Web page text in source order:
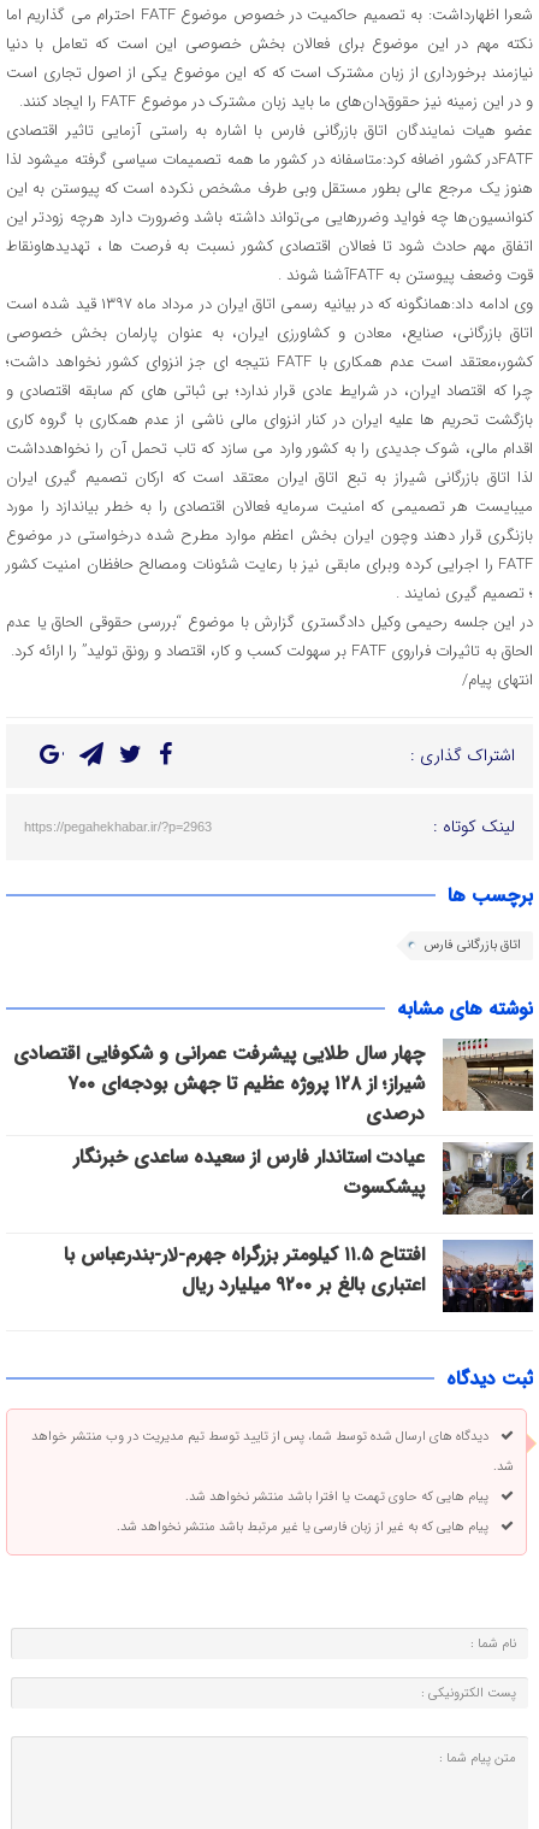
شعرا اظهارداشت: به تصمیم حاکمیت در خصوص موضوع FATF احترام می گذاریم اما
نکته مهم در این موضوع برای فعالان بخش خصوصی این است که تعامل با دنیا
نیازمند برخورداری از زبان مشترک است که که این موضوع یکی از اصول تجاری است
و در این زمینه نیز حقوق‌دان‌های ما باید زبان مشترک در موضوع FATF را ایجاد کنند.
عضو هیات نمایندگان اتاق بازرگانی فارس با اشاره به راستی آزمایی تاثیر اقتصادی
FATFدر کشور اضافه کرد:متاسفانه در کشور ما همه تصمیمات سیاسی گرفته میشود لذا
هنوز یک مرجع عالی بطور مستقل وبی طرف مشخص نکرده است که پیوستن به این
کنوانسیون‌ها چه فواید وضررهایی می‌تواند داشته باشد وضرورت دارد هرچه زودتر این
اتفاق مهم حادث شود تا فعالان اقتصادی کشور نسبت به فرصت ها ، تهدیدهاونقاط
قوت وضعف پیوستن به FATFآشنا شوند .
وی ادامه داد:همانگونه که در بیانیه رسمی اتاق ایران در مرداد ماه ۱۳۹۷ قید شده است
اتاق بازرگانی، صنایع، معادن و کشاورزی ایران، به عنوان پارلمان بخش خصوصی
کشور،معتقد است عدم همکاری با FATF نتیجه ای جز انزوای کشور نخواهد داشت؛
چرا که اقتصاد ایران، در شرایط عادی قرار ندارد؛ بی ثباتی های کم سابقه اقتصادی و
بازگشت تحریم ها علیه ایران در کنار انزوای مالی ناشی از عدم همکاری با گروه کاری
اقدام مالی، شوک جدیدی را به کشور وارد می سازد که تاب تحمل آن را نخواهدداشت
لذا اتاق بازرگانی شیراز به تبع اتاق ایران معتقد است که ارکان تصمیم گیری ایران
میبایست هر تصمیمی که امنیت سرمایه فعالان اقتصادی را به خطر بیاندازد را مورد
بازنگری قرار دهند وچون ایران بخش اعظم موارد مطرح ‌شده درخواستی در موضوع
FATF را اجرایی کرده وبرای مابقی نیز با رعایت شئونات ومصالح حافظان امنیت کشور
؛ تصمیم گیری نمایند .
در این جلسه رحیمی وکیل دادگستری گزارش با موضوع “بررسی حقوقی الحاق یا عدم
الحاق به تاثیرات فراروی FATF بر سهولت کسب و کار، اقتصاد و رونق تولید” را ارائه کرد.
انتهای پیام/
اشتراک گذاری :
لینک کوتاه : https://pegahekhabar.ir/?p=2963
برچسب ها
اتاق بازرگانی فارس
نوشته های مشابه
چهار سال طلایی پیشرفت عمرانی و شکوفایی اقتصادی
شیراز؛ از ۱۲۸ پروژه عظیم تا جهش بودجه‌ای ۷۰۰
درصدی
عیادت استاندار فارس از سعیده ساعدی خبرنگار
پیشکسوت
افتتاح ۱۱.۵ کیلومتر بزرگراه جهرم-لار-بندرعباس با
اعتباری بالغ بر ۹۲۰۰ میلیارد ریال
ثبت دیدگاه
دیدگاه های ارسال شده توسط شما، پس از تایید توسط تیم مدیریت در وب منتشر خواهد
شد.
پیام هایی که حاوی تهمت یا افترا باشد منتشر نخواهد شد.
پیام هایی که به غیر از زبان فارسی یا غیر مرتبط باشد منتشر نخواهد شد.